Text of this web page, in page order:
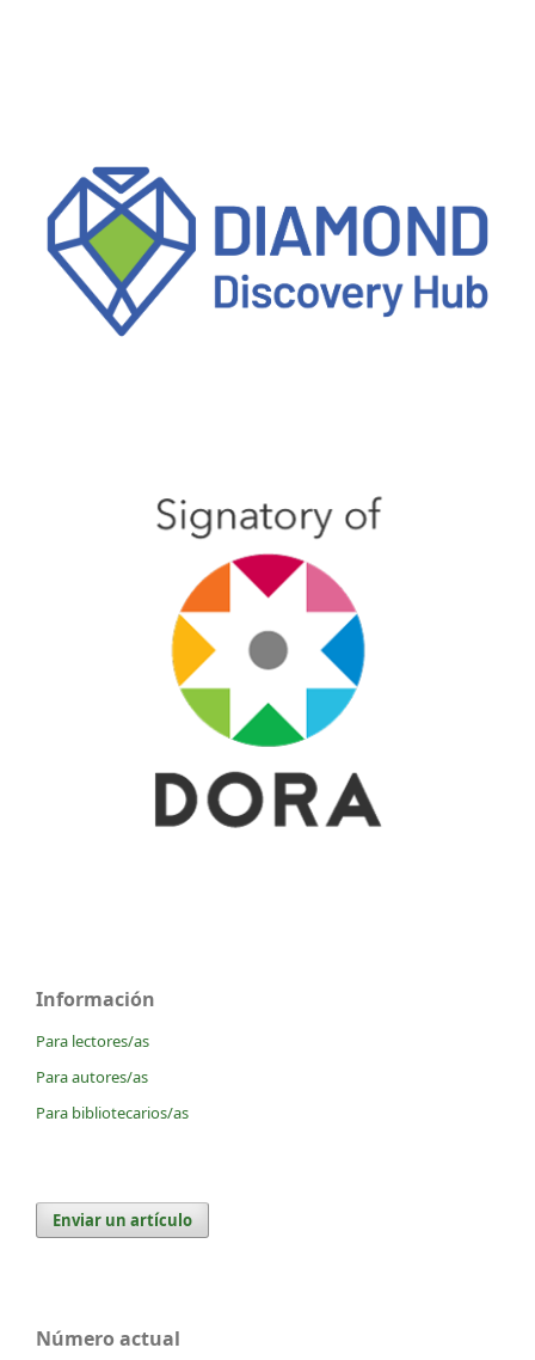
Información
Para lectores/as
Para autores/as
Para bibliotecarios/as
Enviar un artículo
Número actual